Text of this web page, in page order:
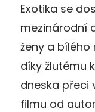
Exotika se
mezinárodní
ženy a bílého
díky žlutému
dneska přeci
filmu od